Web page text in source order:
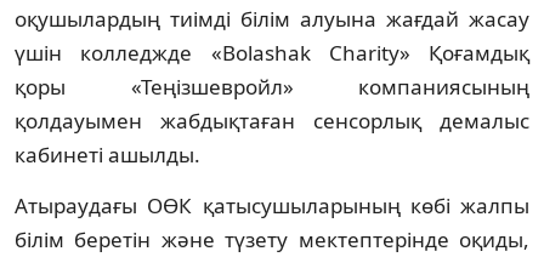
оқушылардың тиімді білім алуына жағдай жасау
үшін колледжде «Bolashak Charity» Қоғамдық
қоры «Теңізшевройл» компаниясының
қолдауымен жабдықтаған сенсорлық демалыс
кабинеті ашылды.
Атыраудағы ОӨК қатысушыларының көбі жалпы
білім беретін және түзету мектептерінде оқиды,